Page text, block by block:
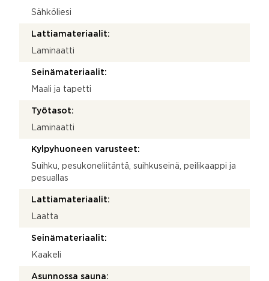
Sähköliesi
Lattiamateriaalit:
Laminaatti
Seinämateriaalit:
Maali ja tapetti
Työtasot:
Laminaatti
Kylpyhuoneen varusteet:
Suihku, pesukoneliitäntä, suihkuseinä, peilikaappi ja
pesuallas
Lattiamateriaalit:
Laatta
Seinämateriaalit:
Kaakeli
Asunnossa sauna: